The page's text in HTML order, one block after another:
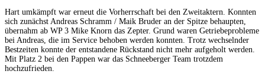
Hart umkämpft war erneut die Vorherrschaft bei den Zweitaktern. Konnten
sich zunächst Andreas Schramm / Maik Bruder an der Spitze behaupten,
übernahm ab WP 3 Mike Knorn das Zepter. Grund waren Getriebeprobleme
bei Andreas, die im Service behoben werden konnten. Trotz wechselnder
Bestzeiten konnte der entstandene Rückstand nicht mehr aufgeholt werden.
Mit Platz 2 bei den Pappen war das Schneeberger Team trotzdem
hochzufrieden.